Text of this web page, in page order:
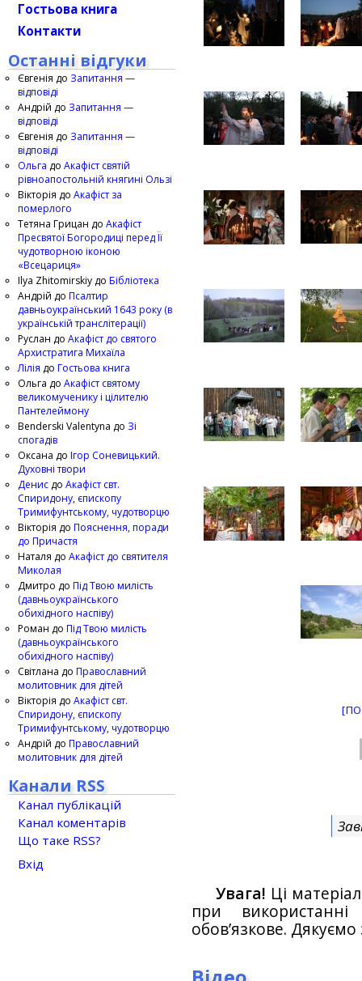
Увага! Ці
при
обов’язкове.
Гостьова книга
Контакти
Останні відгуки
Євгенія до Запитання —
відповіді
Андрій до Запитання —
відповіді
Євгенія до Запитання —
відповіді
Ольга до Акафіст святій
рівноапостольній княгині Ользі
Вікторія до Акафіст за
померлого
Тетяна Грицан до Акафіст
Пресвятої Богородиці перед Її
чудотворною іконою
«Всецариця»
Ilya Zhitomirskiy до Бібліотека
Андрій до Псалтир
давньоукраїнський 1643 року (в
українській транслітерації)
Руслан до Акафіст до святого
Архистратига Михаїла
Лілія до Гостьова книга
Ольга до Акафіст святому
великомученику і цілителю
Пантелеймону
Benderski Valentyna до Зі
спогадів
Оксана до Ігор Соневицький.
Духовні твори
Денис до Акафіст свт.
Спиридону, єпископу
Тримифунтському, чудотворцю
Вікторія до Пояснення, поради
до Причастя
Наталя до Акафіст до святителя
Миколая
Дмитро до Під Твою милість
(давньоукраїнського
обихідного наспіву)
Роман до Під Твою милість
(давньоукраїнського
обихідного наспіву)
Світлана до Православний
молитовник для дітей
Вікторія до Акафіст свт.
Спиридону, єпископу
Тримифунтському, чудотворцю
Андрій до Православний
молитовник для дітей
Канали RSS
Канал публікацій
Канал коментарів
Що таке RSS?
Вхід